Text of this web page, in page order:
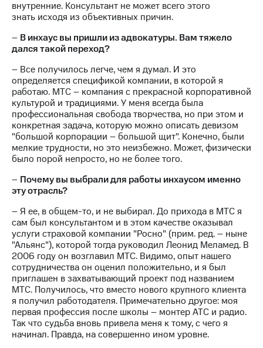
внутренние. Консультант не может всего этого
знать исходя из объективных причин.
– В инхаус вы пришли из адвокатуры. Вам тяжело
дался такой переход?
– Все получилось легче, чем я думал. И это
определяется спецификой компании, в которой я
работаю. МТС – компания с прекрасной корпоративной
культурой и традициями. У меня всегда была
профессиональная свобода творчества, но при этом и
конкретная задача, которую можно описать девизом
"большой корпорации – большой щит". Конечно, были
мелкие трудности, но это неизбежно. Может, физически
было порой непросто, но не более того.
– Почему вы выбрали для работы инхаусом именно
эту отрасль?
– Я ее, в общем-то, и не выбирал. До прихода в МТС я
сам был консультантом и в этом качестве оказывал
услуги страховой компании "Росно" (прим. ред. – ныне
"Альянс"), которой тогда руководил Леонид Меламед. В
2006 году он возглавил МТС. Видимо, опыт нашего
сотрудничества он оценил положительно, и я был
приглашен в захватывающий проект под названием
МТС. Получилось, что вместо нового крупного клиента
я получил работодателя. Примечательно другое: моя
первая профессия после школы – монтер АТС и радио.
Так что судьба вновь привела меня к тому, с чего я
начинал. Правда, на совершенно ином уровне.